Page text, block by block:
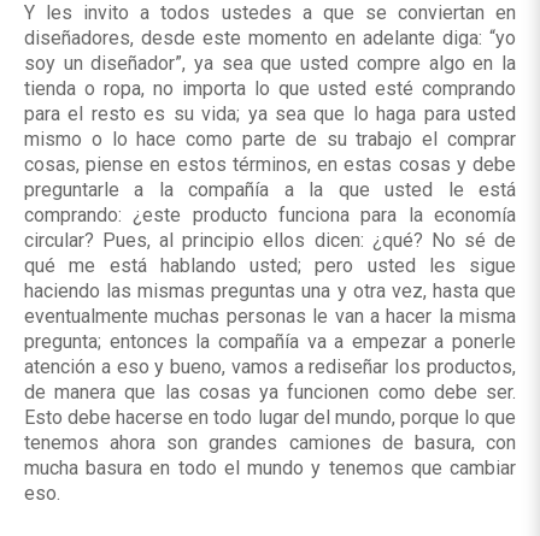
Y les invito a todos ustedes a que se conviertan en
diseñadores, desde este momento en adelante diga: “yo
soy un diseñador”, ya sea que usted compre algo en la
tienda o ropa, no importa lo que usted esté comprando
para el resto es su vida; ya sea que lo haga para usted
mismo o lo hace como parte de su trabajo el comprar
cosas, piense en estos términos, en estas cosas y debe
preguntarle a la compañía a la que usted le está
comprando: ¿este producto funciona para la economía
circular? Pues, al principio ellos dicen: ¿qué? No sé de
qué me está hablando usted; pero usted les sigue
haciendo las mismas preguntas una y otra vez, hasta que
eventualmente muchas personas le van a hacer la misma
pregunta; entonces la compañía va a empezar a ponerle
atención a eso y bueno, vamos a rediseñar los productos,
de manera que las cosas ya funcionen como debe ser.
Esto debe hacerse en todo lugar del mundo, porque lo que
tenemos ahora son grandes camiones de basura, con
mucha basura en todo el mundo y tenemos que cambiar
eso.